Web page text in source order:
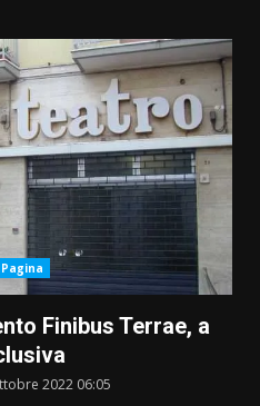
Finibus Terrae, a
2022 06:05